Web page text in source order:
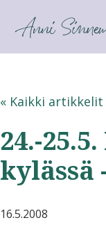
ANNI
« Kaikki artikkelit
24.-
kylässä
16.5.2008